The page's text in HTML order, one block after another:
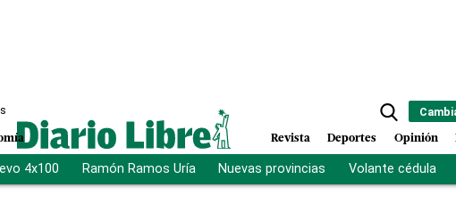
Revista Deportes Opinión
4x100 Ramón Ramos Uría Nuevas provincias Volante cédula